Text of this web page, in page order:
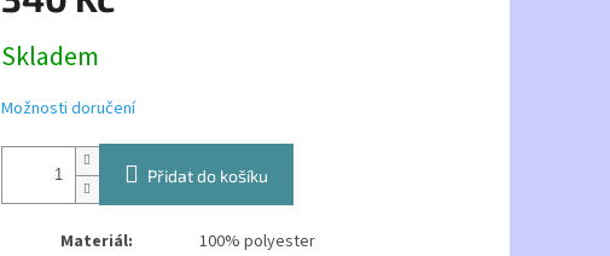
cena:
Skladem
Možnosti doručení
Přidat do košíku
Materiál:
100% polyester